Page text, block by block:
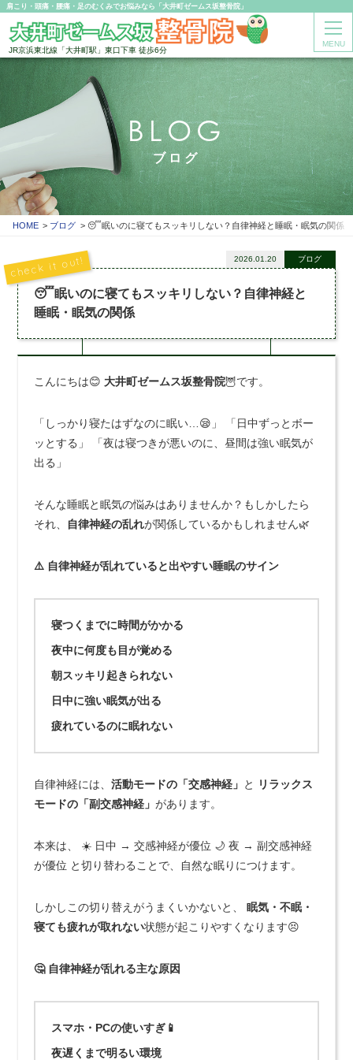
肩こり・頭痛・腰痛・足のむくみでお悩みなら「大井町ゼームス坂整骨院」
JR京浜東北線「大井町駅」東口下車 徒歩6分
MENU
BLOG
ブログ
HOME ブログ 😴眠いのに寝てもスッキリしない？自律神経と睡眠・眠気の関係
😴眠いのに寝てもスッキリしない？自律神経と
睡眠・眠気の関係
2026.01.20 ブログ
こんにちは😊 大井町ゼームス坂整骨院🦉です。
「しっかり寝たはずなのに眠い…😪」 「日中ずっとボー
ッとする」 「夜は寝つきが悪いのに、昼間は強い眠気が
出る」
そんな睡眠と眠気の悩みはありませんか？もしかしたら
それ、 自律神経の乱れが関係しているかもしれません🌿
⚠️ 自律神経が乱れていると出やすい睡眠のサイン
寝つくまでに時間がかかる
夜中に何度も目が覚める
朝スッキリ起きられない
日中に強い眠気が出る
疲れているのに眠れない
自律神経には、活動モードの「交感神経」 と
リラックス
モードの「副交感神経」があります。
本来は、 ☀️ 日中 → 交感神経が優位 🌙 夜 → 副交感神経
が優位 と切り替わることで、自然な眠りにつけます。
しかしこの切り替えがうまくいかないと、眠気・不眠・
寝ても疲れが取れない状態が起こりやすくなります😣
🤔 自律神経が乱れる主な原因
スマホ・PCの使いすぎ📱
夜遅くまで明るい環境